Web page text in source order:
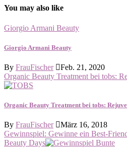
You may also like
Giorgio Armani Beauty
Giorgio Armani Beauty
By FrauFischer
Feb. 21, 2020
Organic Beauty Treatment bei tobs:
Organic Beauty Treatment bei tobs:
By FrauFischer
März 16, 2018
Gewinnspiel: Gewinne ein Best-
Beauty Days